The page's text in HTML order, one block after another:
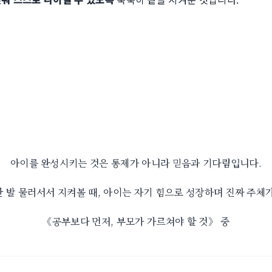
아이를 완성시키는 것은 통제가 아니라 믿음과 기다림입니다.
발 물러서서 지켜볼 때, 아이는 자기 힘으로 성장하며 진짜 주체
《공부보다 먼저, 부모가 가르쳐야 할 것》 중